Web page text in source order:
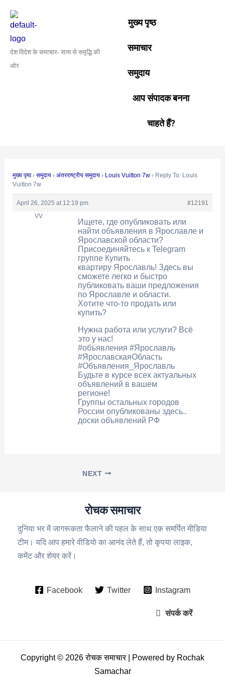
content
देश विदेश के समाचार- सत्य से समृद्धि की
ओर
मुख्य पृष्ठ
समाचार
समुदाय
आप संपादक बनना
चाहते हैं?
मुख्य पृष्ठ › समुदाय › अंतरराष्ट्रीय समुदाय › Louis Vuitton 7w › Reply To: Louis
Vuitton 7w
April 26, 2025 at 12:19 pm
#12191
VV
Ищете, где опубликовать или
найти объявления в Ярославле и
Ярославской области?
Присоединяйтесь к Telegram
группе Купить
квартиру Ярославль! Здесь вы
сможете легко и быстро
публиковать ваши предложения
по Ярославле и области.
Хотите что-то продать или
купить?
Нужна работа или услуги? Всё
это у нас!
#объявления #Ярославль
#ЯрославскаяОбласть
#Объявления_Ярославль
Будьте в курсе всех актуальных
объявлений в вашем
регионе!
Группы остальных городов
России опубликованы здесь..
доски объявлений РФ
navigation
NEXT
रोचक समाचार
दुनिया भर में जागरूकता फैलाने की पहल के साथ एक समर्पित मीडिया
टीम। यदि आप हमारे वीडियो का आनंद लेते हैं, तो कृपया लाइक,
कमेंट और शेयर करें।
Facebook Twitter Instagram
संपर्क करें
Copyright © 2026 रोचक समाचार | Powered by Rochak
Samachar